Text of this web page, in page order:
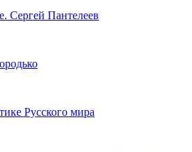
Пантелеев
Русского мира